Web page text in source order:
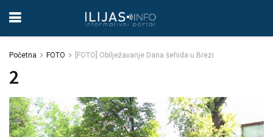
Početna FOTO [FOTO] Obilježavanje Dana šehida u Brezi
2